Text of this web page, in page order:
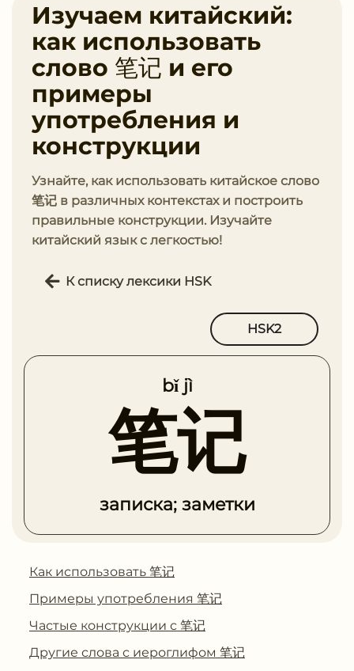
Изучаем китайский:
как использовать
слово 笔记 и его
примеры
употребления и
конструкции
Узнайте, как использовать китайское слово
笔记 в различных контекстах и построить
правильные конструкции. Изучайте
китайский язык с легкостью!
К списку лексики HSK
HSK2
bǐ jì
笔记
записка; заметки
Как использовать 笔记
Примеры употребления 笔记
Частые конструкции с 笔记
Другие слова с иероглифом 笔记